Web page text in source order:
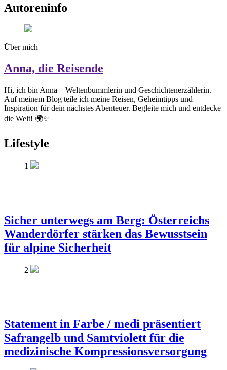
Autoreninfo
Über mich
Anna, die Reisende
Hi, ich bin Anna – Weltenbummlerin und Geschichtenerzählerin.
Auf meinem Blog teile ich meine Reisen, Geheimtipps und
Inspiration für dein nächstes Abenteuer. Begleite mich und entdecke
die Welt! 🌍✨
Lifestyle
1
Sicher unterwegs am Berg: Österreichs
Wanderdörfer stärken das Bewusstsein
für alpine Sicherheit
2
Statement in Farbe / medi präsentiert
Safrangelb und Samtviolett für die
medizinische Kompressionsversorgung